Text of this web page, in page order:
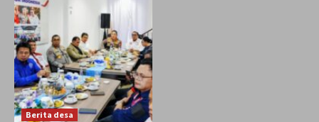
Berita desa